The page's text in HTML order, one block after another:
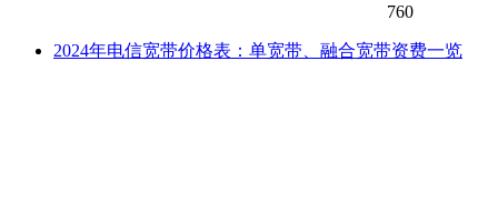
760
2024年电信宽带价格表：单宽带、融合宽带资费一览